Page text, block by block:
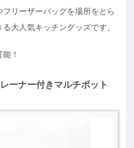
フリーザーバッグを場所をとら
大人気キッチングッズです。
！
ーナー付きマルチポット